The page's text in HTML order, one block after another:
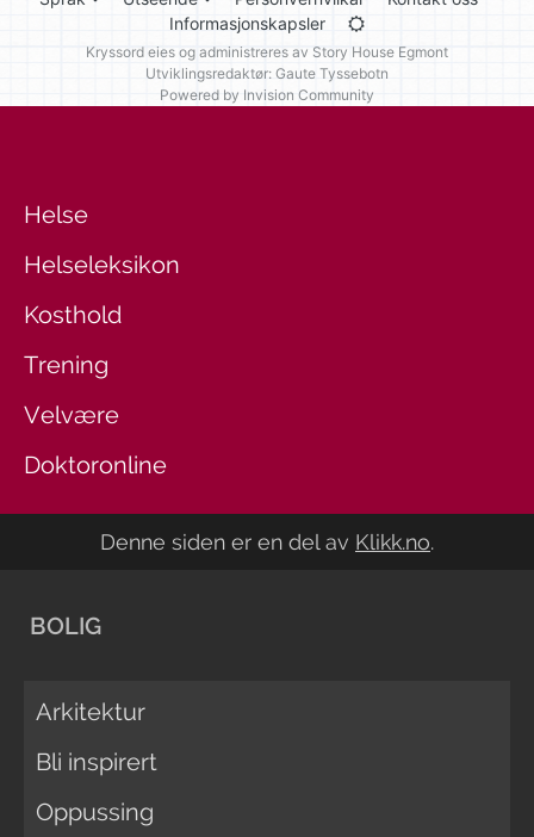
Informasjonskapsler
Kryssord eies og administreres av Story House Egmont
Utviklingsredaktør: Gaute Tyssebotn
Powered by Invision Community
Helse
Helseleksikon
Kosthold
Trening
Velvære
Doktoronline
Denne siden er en del av Klikk.no.
BOLIG
Arkitektur
Bli inspirert
Oppussing